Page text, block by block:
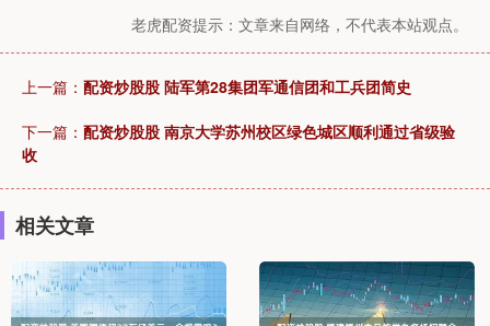
老虎配资提示：文章来自网络，不代表本站观点。
上一篇： 配资炒股股 陆军第28集团军通信团和工兵团简史
下一篇： 配资炒股股 南京大学苏州校区绿色城区顺利通过省级验
收
相关文章